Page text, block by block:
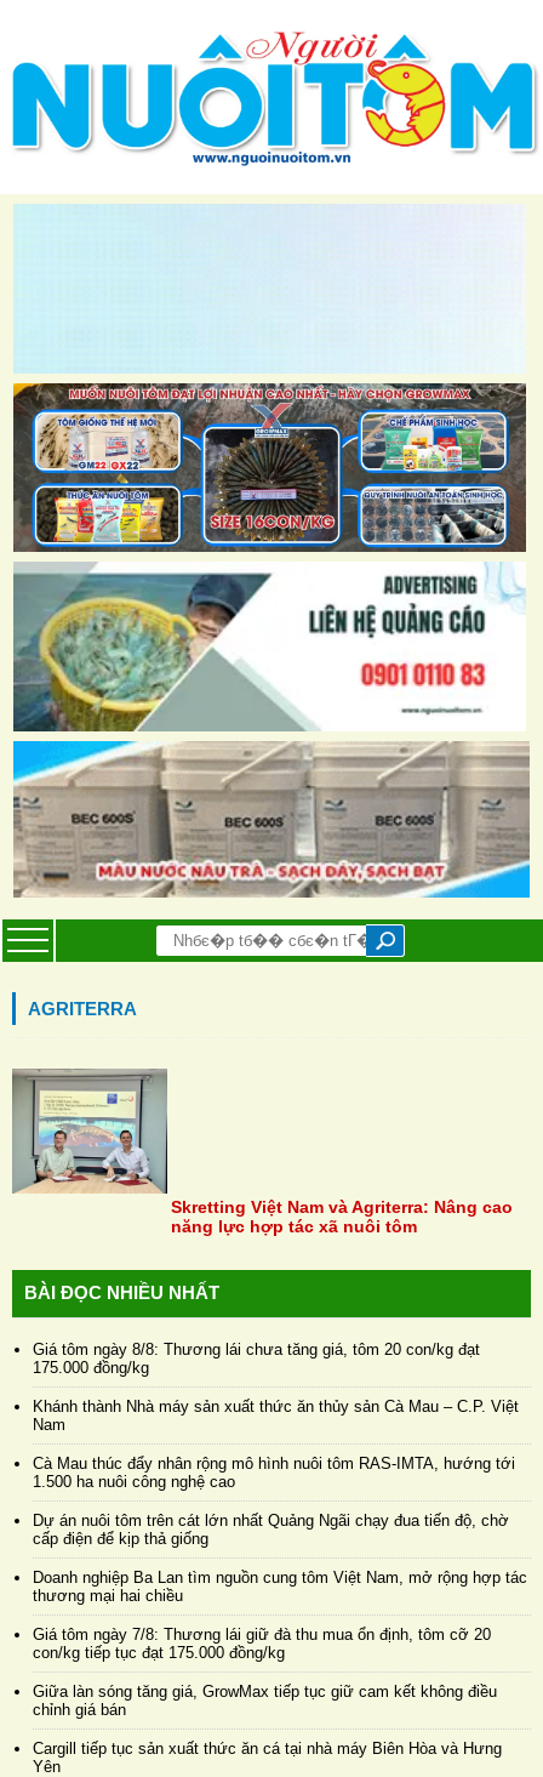
AGRITERRA
Skretting Việt Nam và Agriterra: Nâng cao
năng lực hợp tác xã nuôi tôm
BÀI ĐỌC NHIỀU NHẤT
Giá tôm ngày 8/8: Thương lái chưa tăng giá, tôm 20 con/kg đạt
175.000 đồng/kg
Khánh thành Nhà máy sản xuất thức ăn thủy sản Cà Mau – C.P. Việt
Nam
Cà Mau thúc đẩy nhân rộng mô hình nuôi tôm RAS-IMTA, hướng tới
1.500 ha nuôi công nghệ cao
Dự án nuôi tôm trên cát lớn nhất Quảng Ngãi chạy đua tiến độ, chờ
cấp điện để kịp thả giống
Doanh nghiệp Ba Lan tìm nguồn cung tôm Việt Nam, mở rộng hợp tác
thương mại hai chiều
Giá tôm ngày 7/8: Thương lái giữ đà thu mua ổn định, tôm cỡ 20
con/kg tiếp tục đạt 175.000 đồng/kg
Giữa làn sóng tăng giá, GrowMax tiếp tục giữ cam kết không điều
chỉnh giá bán
Cargill tiếp tục sản xuất thức ăn cá tại nhà máy Biên Hòa và Hưng
Yên